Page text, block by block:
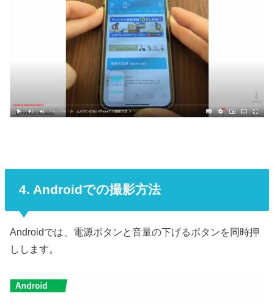
4. Androidでの撮影方法
Androidでは、電源ボタンと音量の下げるボタンを同時押
しします。